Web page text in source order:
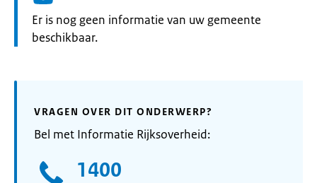
Informatie:
Er is nog geen informatie van uw gemeente
beschikbaar.
VRAGEN OVER DIT ONDERWERP?
Bel met Informatie Rijksoverheid:
1400